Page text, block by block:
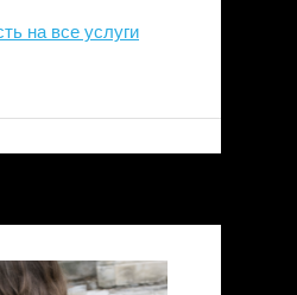
на все услуги